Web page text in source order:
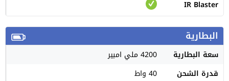
IR Blaster
البطارية
سعة البطارية
4200 ملي امبير
قدرة الشحن
40 واط